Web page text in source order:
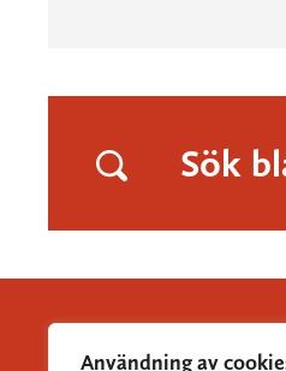
Användning av
Sök